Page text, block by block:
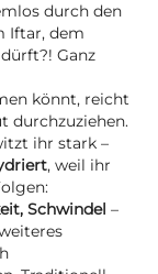
durch den
Iftar, dem
dürft?! Ganz
könnt, reicht
durchzuziehen.
ihr stark –
, weil ihr
Schwindel –